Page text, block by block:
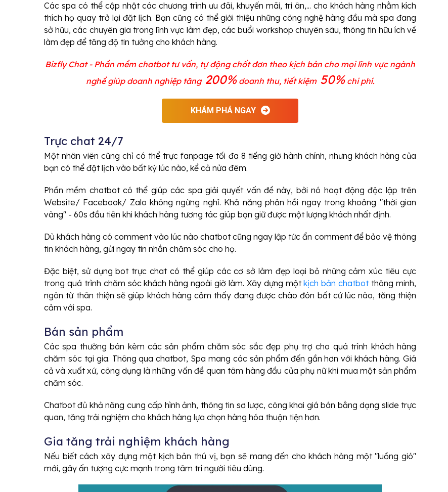
Các spa có thể cập nhật các chương trình ưu đãi, khuyến mãi, tri ân,... cho khách hàng nhằm kích
thích họ quay trở lại đặt lịch. Bạn cũng có thể giới thiệu những công nghệ hàng đầu mà spa đang
sở hữu, các chuyên gia trong lĩnh vực làm đẹp, các buổi workshop chuyên sâu, thông tin hữu ích về
làm đẹp để tăng độ tin tưởng cho khách hàng.
Bizfly Chat - Phần mềm chatbottư vấn, tự động chốt đơn theo kịch bản cho mọi lĩnh vực ngành
nghề giúp doanh nghiệp tăng200%doanh thu, tiết kiệm50%chi phí.
KHÁM PHÁ NGAY
Trực chat 24/7
Một nhân viên cũng chỉ có thể trực fanpage tối đa 8 tiếng giờ hành chính, nhưng khách hàng của
bạn có thể đặt lịch vào bất kỳ lúc nào, kể cả nửa đêm.
Phần mềm chatbot có thể giúp các spa giải quyết vấn đề này, bởi nó hoạt động độc lập trên
Website/ Facebook/ Zalo không ngừng nghỉ. Khả năng phản hồi ngay trong khoảng "thời gian
vàng" - 60s đầu tiên khi khách hàng tương tác giúp bạn giữ được một lượng khách nhất định.
Dù khách hàng có comment vào lúc nào chatbot cũng ngay lập tức ẩn comment để bảo vệ thông
tin khách hàng, gửi ngay tin nhắn chăm sóc cho họ.
Đặc biệt, sử dụng bot trực chat có thể giúp các cơ sở làm đẹp loại bỏ những cảm xúc tiêu cực
trong quá trình chăm sóc khách hàng ngoài giờ làm. Xây dựng mộtkịch bản chatbotthông minh,
ngôn từ thân thiện sẽ giúp khách hàng cảm thấy đang được chào đón bất cứ lúc nào, tăng thiện
cảm với spa.
Bán sản phẩm
Các spa thường bán kèm các sản phẩm chăm sóc sắc đẹp phụ trợ cho quá trình khách hàng
chăm sóc tại gia. Thông qua chatbot, Spa mang các sản phẩm đến gần hơn với khách hàng. Giá
cả và xuất xứ, công dụng là những vấn đề quan tâm hàng đầu của phụ nữ khi mua một sản phẩm
chăm sóc.
Chatbot đủ khả năng cung cấp hình ảnh, thông tin sơ lược, công khai giá bán bằng dạng slide trực
quan, tăng trải nghiệm cho khách hàng lựa chọn hàng hóa thuận tiện hơn.
Gia tăng trải nghiệm khách hàng
Nếu biết cách xây dựng một kịch bản thú vị, bạn sẽ mang đến cho khách hàng một "luồng gió"
mới, gây ấn tượng cực mạnh trong tâm trí người tiêu dùng.